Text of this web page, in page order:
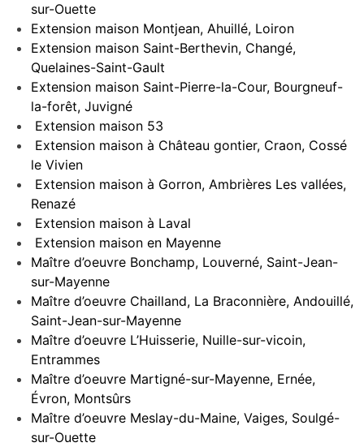
sur-Ouette
Extension maison Montjean, Ahuillé, Loiron
Extension maison Saint-Berthevin, Changé,
Quelaines-Saint-Gault
Extension maison Saint-Pierre-la-Cour, Bourgneuf-
la-forêt, Juvigné
Extension maison 53
Extension maison à Château gontier, Craon, Cossé
le Vivien
Extension maison à Gorron, Ambrières Les vallées,
Renazé
Extension maison à Laval
Extension maison en Mayenne
Maître d’oeuvre Bonchamp, Louverné, Saint-Jean-
sur-Mayenne
Maître d’oeuvre Chailland, La Braconnière, Andouillé,
Saint-Jean-sur-Mayenne
Maître d’oeuvre L’Huisserie, Nuille-sur-vicoin,
Entrammes
Maître d’oeuvre Martigné-sur-Mayenne, Ernée,
Évron, Montsûrs
Maître d’oeuvre Meslay-du-Maine, Vaiges, Soulgé-
sur-Ouette